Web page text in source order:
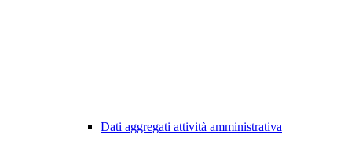
Dati aggregati attività amministrativa